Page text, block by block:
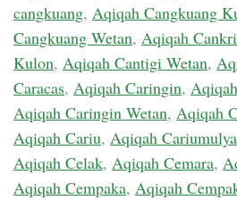
cangkuang, Aqiqah Cangkuang
Cangkuang Wetan, Aqiqah
Kulon, Aqiqah Cantigi Wetan,
Caracas, Aqiqah Caringin,
Aqiqah Caringin Wetan, Aqiqah
Aqiqah Cariu, Aqiqah Cariumulya
Aqiqah Celak, Aqiqah Cemara,
Aqiqah Cempaka, Aqiqah